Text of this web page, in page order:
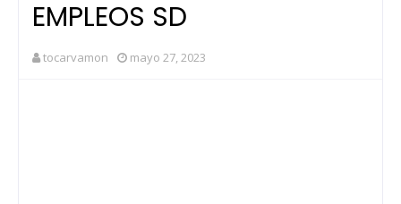
EMPLEOS SD
tocarvamon mayo 27, 2023